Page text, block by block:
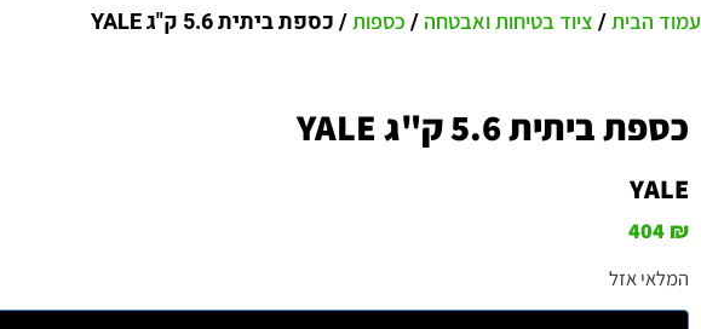
עמוד הבית/ ציוד בטיחות ואבטחה / כספות/ כספת ביתית 5.6 ק"ג YALE
כספת ביתית 5.6 ק"ג YALE
YALE
404 ₪
המלאי אזל